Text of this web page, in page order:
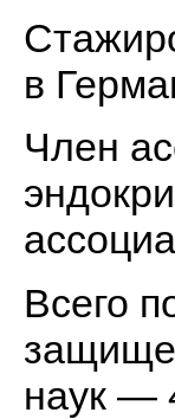
в
Член
Всего
наук —